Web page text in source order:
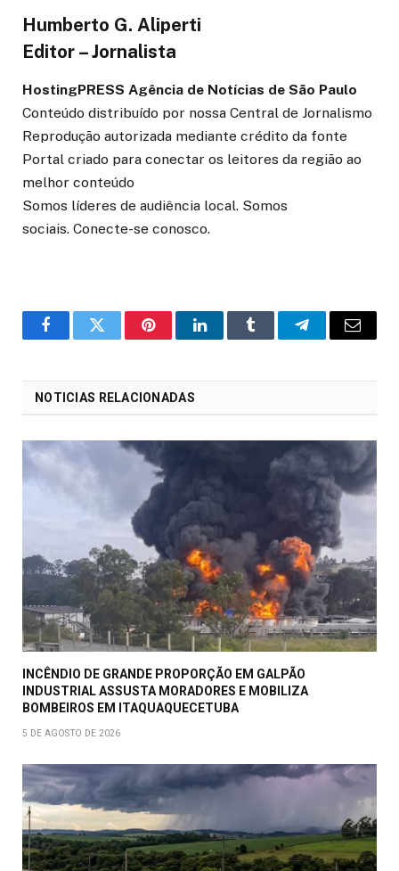
Humberto G. Aliperti
Editor – Jornalista
HostingPRESS Agência de Notícias de São Paulo
Conteúdo distribuído por nossa Central de Jornalismo
Reprodução autorizada mediante crédito da fonte
Portal criado para conectar os leitores da região ao
melhor conteúdo
Somos líderes de audiência local. Somos
sociais. Conecte-se conosco.
o
Twitter PinterestLinkedInTumblr Telegrama
E-
NOTICIAS RELACIONADAS
INCÊNDIO DE GRANDE PROPORÇÃO EM GALPÃO
INDUSTRIAL ASSUSTA MORADORES E MOBILIZA
BOMBEIROS EM ITAQUAQUECETUBA
5 DE AGOSTO DE 2026